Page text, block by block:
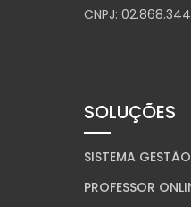
CNPJ:
SOLUÇÕES
SISTEMA
PROFESSOR